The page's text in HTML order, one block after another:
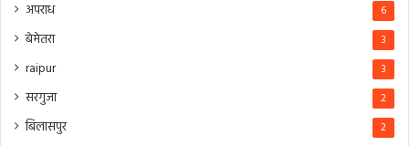
अपराध 6
बेमेतरा 3
raipur 3
सरगुजा 2
बिलासपुर 2